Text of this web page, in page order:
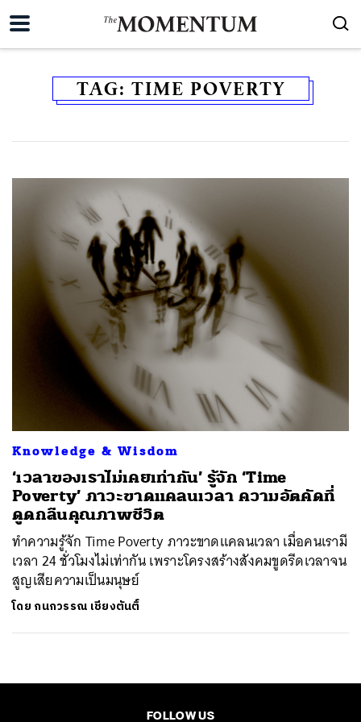
TAG: TIME POVERTY
Knowledge & Wisdom
‘เวลาของเราไม่เคยเท่ากัน’ รู้จัก ‘Time
Poverty’ ภาวะขาดแคลนเวลา ความอัตคัดที่
ดูดกลืนคุณภาพชีวิต
ทำความรู้จัก Time Poverty ภาวะขาดแคลนเวลา เมื่อคนเรามี
เวลา 24 ชั่วโมงไม่เท่ากัน เพราะโครงสร้างสังคมขูดรีดเวลาจน
สูญเสียความเป็นมนุษย์
โดย กนกวรรณ เชียงตันติ์
FOLLOW US
SHARE TWEET LINE EMAIL